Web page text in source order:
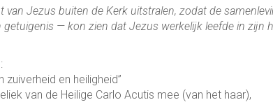
van Jezus buiten de Kerk uitstralen, zodat de
— kon zien dat Jezus werkelijk leefde in zijn
zuiverheid en heiligheid”
van de Heilige Carlo Acutis mee (van het haar),